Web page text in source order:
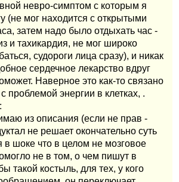
невро-симптом с которым я
(не мог находится с открытыми
затем надо было отдыхать час -
и тахикардия, не мог широко
судороги лица сразу), и никак
сердечное лекарство вдруг
Наверное это как-то связано
проблемой энергии в клетках, .
из описания (если не прав -
не решает окончательно суть
в шоке что в целом не мозговое
не в том, о чем пишут в
такой костыль, для тех, у кого